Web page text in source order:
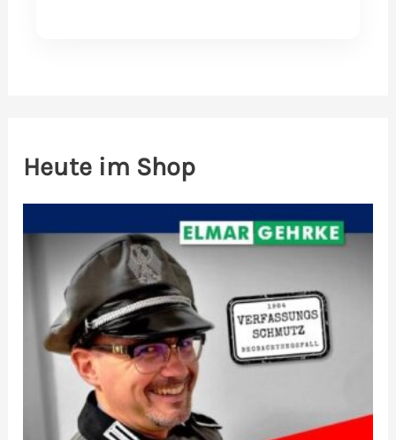
Heute im Shop